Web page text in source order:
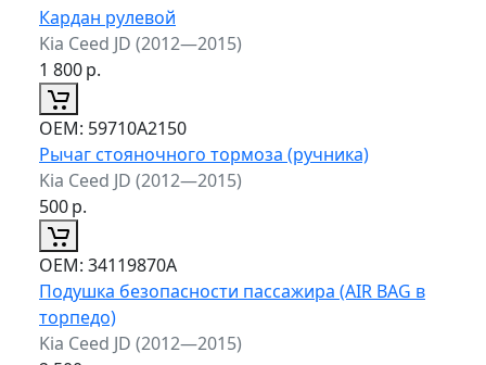
Кардан рулевой
Kia Ceed JD (2012—2015)
1 800р.
ОЕМ: 59710A2150
Рычаг стояночного тормоза (ручника)
Kia Ceed JD (2012—2015)
500р.
ОЕМ: 34119870A
Подушка безопасности пассажира (AIR BAG в
торпедо)
Kia Ceed JD (2012—2015)